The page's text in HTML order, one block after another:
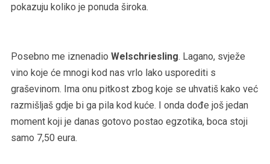
pokazuju koliko je ponuda široka.
Posebno me iznenadio Welschriesling. Lagano, svježe
vino koje će mnogi kod nas vrlo lako usporediti s
graševinom. Ima onu pitkost zbog koje se uhvatiš kako već
razmišljaš gdje bi ga pila kod kuće. I onda dođe još jedan
moment koji je danas gotovo postao egzotika, boca stoji
samo 7,50 eura.